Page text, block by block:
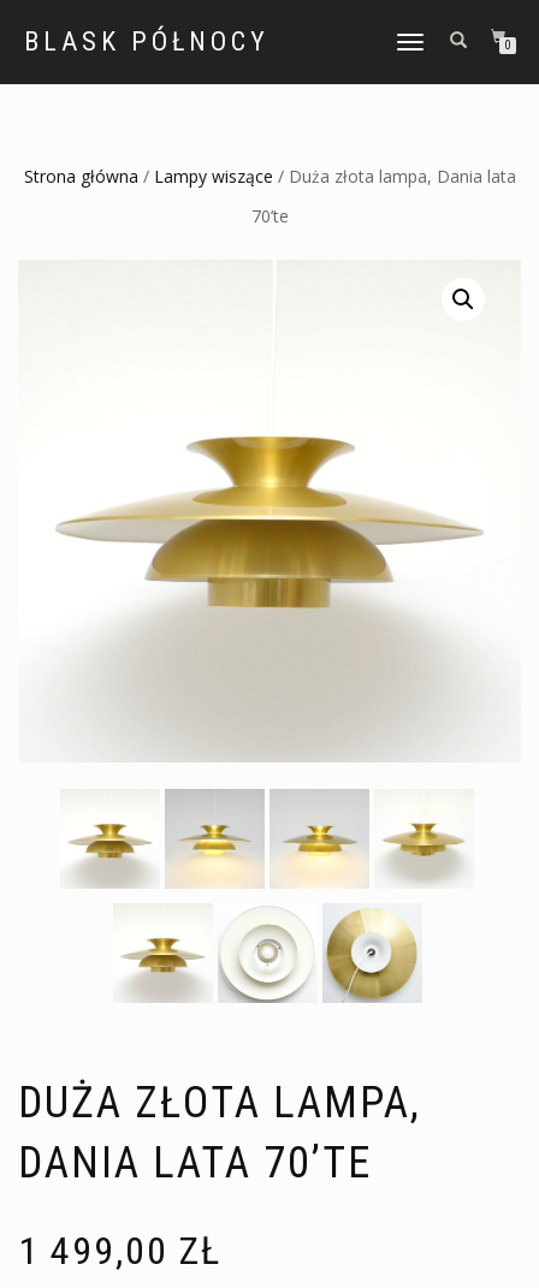
BLASK PÓŁNOCY
TOGGLE
0
Strona główna / Lampy wiszące / Duża złota lampa, Dania lata
70’te
DUŻA ZŁOTA LAMPA,
DANIA LATA 70’TE
1 499,00 ZŁ